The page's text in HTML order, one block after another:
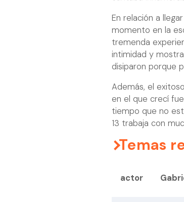
En relación a
momento en la
tremenda
intimidad y
disiparon porque
Además, el
en el que crecí
tiempo que no
13 trabaja con
Temas
actor